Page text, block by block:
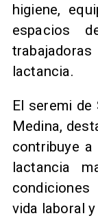
higiene,
espacios
lactancia.
El seremi
Medina,
contribuye
lactancia
vida laboral